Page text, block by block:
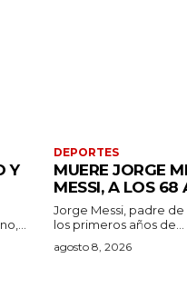
Y
DEPORTES
MUERE JORGE
MESSI, A LOS 68
Jorge Messi, padre de
los primeros años de...
agosto 8, 2026